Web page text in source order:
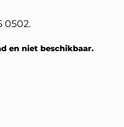
0502.
en niet beschikbaar.